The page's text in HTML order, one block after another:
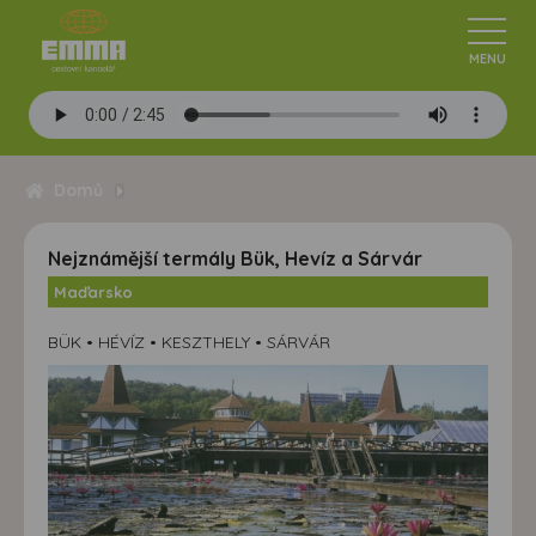
Nejznámější termály Bük, Hevíz a Sárvár
Maďarsko
BÜK • HÉVÍZ • KESZTHELY • SÁRVÁR